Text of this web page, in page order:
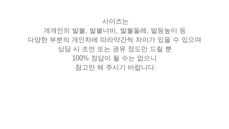
사이즈는
개개인의 발볼, 발볼너비, 발볼둘레, 발등높이 등
다양한 부분의 개인차에 따라약간씩 차이가 있을 수 있으며
상담 시 조언 또는 권유 정도만 드릴 뿐
100% 정답이 될 수는 없으니
참고만 해 주시기 바랍니다.